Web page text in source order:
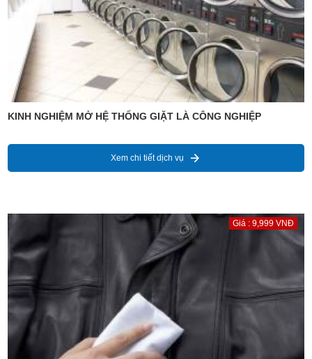
KINH NGHIỆM MỞ HỆ THỐNG GIẶT LÀ CÔNG NGHIỆP
Xem chi tiết dịch vụ
Giá : 9,999 VNĐ